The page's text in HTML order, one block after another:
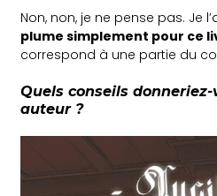
Non, non, je ne pense pas. Je
plume simplement pour ce
correspond à une partie du
Quels conseils
auteur ?